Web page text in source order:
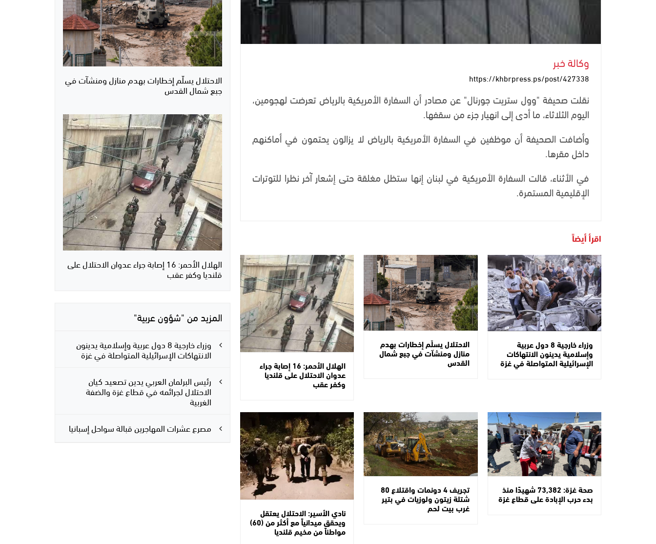
وكالة خبر
https://khbrpress.ps/post/427338
نقلت صحيفة "وول ستريت جورنال" عن مصادر أن السفارة الأمريكية بالرياض تعرضت لهجومين،
اليوم الثلاثاء، ما أدى إلى انهيار جزء من سقفها.
وأضافت الصحيفة أن موظفين في السفارة الأمريكية بالرياض لا يزالون يحتمون في أماكنهم
داخل مقرها.
في الأثناء، قالت السفارة الأمريكية في لبنان إنها ستظل مغلقة حتى إشعار آخر نظرا للتوترات
الإقليمية المستمرة.
اقرأ أيضاً
وزراء خارجية 8 دول عربية
وإسلامية يدينون الانتهاكات
الإسرائيلية المتواصلة في غزة
الاحتلال يسلّم إخطارات بهدم
منازل ومنشآت في جبع شمال
القدس الهلال الأحمر: 16 إصابة جراء
عدوان الاحتلال على قلنديا
وكفر عقب
صحة غزة: 73,382 شهيدًا منذ
بدء حرب الإبادة على قطاع غزة
تجريف 4 دونمات واقتلاع 80
شتلة زيتون ولوزيات في بتير
غرب بيت لحم نادي الأسير: الاحتلال يعتقل
ويحقق ميدانياً مع أكثر من (60)
مواطناً من مخيم قلنديا
الاحتلال يسلّم إخطارات بهدم منازل ومنشآت في
جبع شمال القدس
الهلال الأحمر: 16 إصابة جراء عدوان الاحتلال على
قلنديا وكفر عقب
المزيد من "شؤون عربية"
وزراء خارجية 8 دول عربية وإسلامية يدينون
الانتهاكات الإسرائيلية المتواصلة في غزة
رئيس البرلمان العربي يدين تصعيد كيان
الاحتلال لجرائمه في قطاع غزة والضفة
الغربية
مصرع عشرات المهاجرين قبالة سواحل إسبانيا